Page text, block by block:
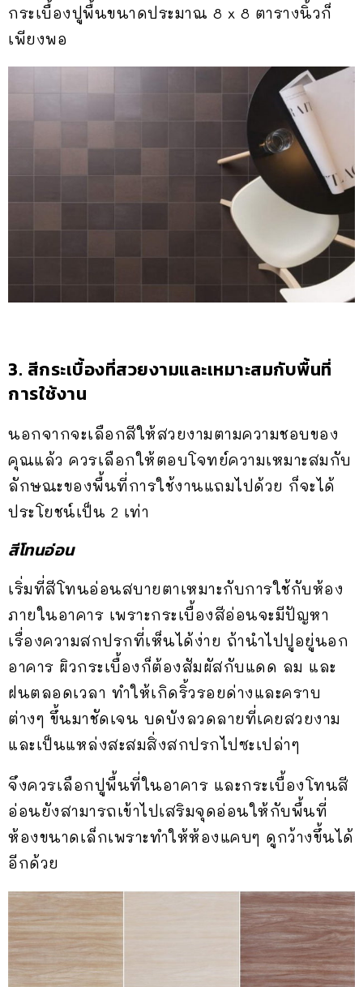
กระเบื้องปูพื้นขนาดประมาณ 8 x 8 ตารางนิ้วก็
เพียงพอ
3. สีกระเบื้องที่สวยงามและเหมาะสมกับพื้นที่
การใช้งาน
นอกจากจะเลือกสีให้สวยงามตามความชอบของ
คุณแล้ว ควรเลือกให้ตอบโจทย์ความเหมาะสมกับ
ลักษณะของพื้นที่การใช้งานแถมไปด้วย ก็จะได้
ประโยชน์เป็น 2 เท่า
สีโทนอ่อน
เริ่มที่สีโทนอ่อนสบายตาเหมาะกับการใช้กับห้อง
ภายในอาคาร เพราะกระเบื้องสีอ่อนจะมีปัญหา
เรื่องความสกปรกที่เห็นได้ง่าย ถ้านำไปปูอยู่นอก
อาคาร ผิวกระเบื้องก็ต้องสัมผัสกับแดด ลม และ
ฝนตลอดเวลา ทำให้เกิดริ้วรอยด่างและคราบ
ต่างๆ ขึ้นมาชัดเจน บดบังลวดลายที่เคยสวยงาม
และเป็นแหล่งสะสมสิ่งสกปรกไปซะเปล่าๆ
จึงควรเลือกปูพื้นที่ในอาคาร และกระเบื้องโทนสี
อ่อนยังสามารถเข้าไปเสริมจุดอ่อนให้กับพื้นที่
ห้องขนาดเล็กเพราะทำให้ห้องแคบๆ ดูกว้างขึ้นได้
อีกด้วย